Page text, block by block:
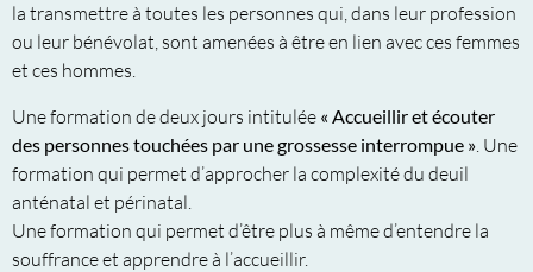
la transmettre à toutes les personnes qui, dans leur profession
ou leur bénévolat, sont amenées à être en lien avec ces femmes
et ces hommes.
Une formation de deux jours intitulée « Accueillir et écouter
des personnes touchées par une grossesse interrompue » . Une
formation qui permet d’approcher la complexité du deuil
anténatal et périnatal.
Une formation qui permet d’être plus à même d’entendre la
souffrance et apprendre à l’accueillir.